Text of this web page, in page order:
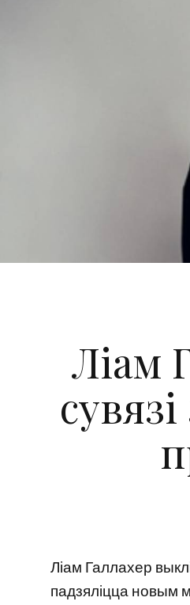
Ліам
Ліам Галлахер
падзяліцца новым